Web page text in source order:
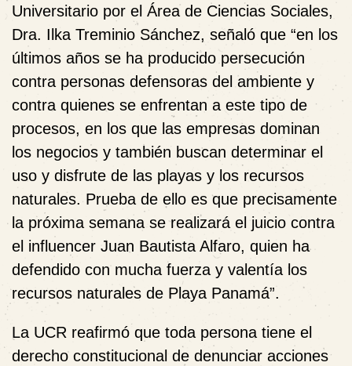
Universitario por el Área de Ciencias Sociales,
Dra. Ilka Treminio Sánchez, señaló que “en los
últimos años se ha producido persecución
contra personas defensoras del ambiente y
contra quienes se enfrentan a este tipo de
procesos, en los que las empresas dominan
los negocios y también buscan determinar el
uso y disfrute de las playas y los recursos
naturales. Prueba de ello es que precisamente
la próxima semana se realizará el juicio contra
el influencer Juan Bautista Alfaro, quien ha
defendido con mucha fuerza y valentía los
recursos naturales de Playa Panamá”.
La UCR reafirmó que toda persona tiene el
derecho constitucional de denunciar acciones